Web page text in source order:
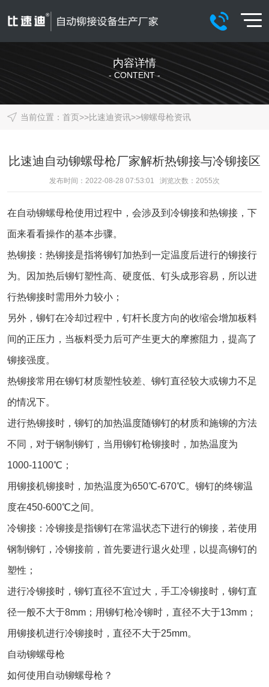
内容详情
- CONTENT -
当前位置： 首页>>比速迪资讯>>铆螺母枪资讯
比速迪自动铆螺母枪厂家解析热铆接与冷铆接区
发布时间：2022-08-28 07:53:01 浏览次数： 2055次
在自动铆螺母枪使用过程中，会涉及到冷铆接和热铆接，下
面来看看操作的基本步骤。
热铆接：热铆接是指将铆钉加热到一定温度后进行的铆接行
为。因加热后铆钉塑性高、硬度低、钉头成形容易，所以进
行热铆接时需用外力较小；
另外，铆钉在冷却过程中，钉杆长度方向的收缩会增加板料
间的正压力，当板料受力后可产生更大的摩擦阻力，提高了
铆接强度。
热铆接常用在铆钉材质塑性较差、铆钉直径较大或铆力不足
的情况下。
进行热铆接时，铆钉的加热温度随铆钉的材质和施铆的方法
不同，对于钢制铆钉，当用铆钉枪铆接时，加热温度为
1000-1100℃；
用铆接机铆接时，加热温度为650℃-670℃。铆钉的终铆温
度在450-600℃之间。
冷铆接：冷铆接是指铆钉在常温状态下进行的铆接，若使用
钢制铆钉，冷铆接前，首先要进行退火处理，以提高铆钉的
塑性；
进行冷铆接时，铆钉直径不宜过大，手工冷铆接时，铆钉直
径一般不大于8mm；用铆钉枪冷铆时，直径不大于13mm；
用铆接机进行冷铆接时，直径不大于25mm。
自动铆螺母枪
如何使用自动铆螺母枪？